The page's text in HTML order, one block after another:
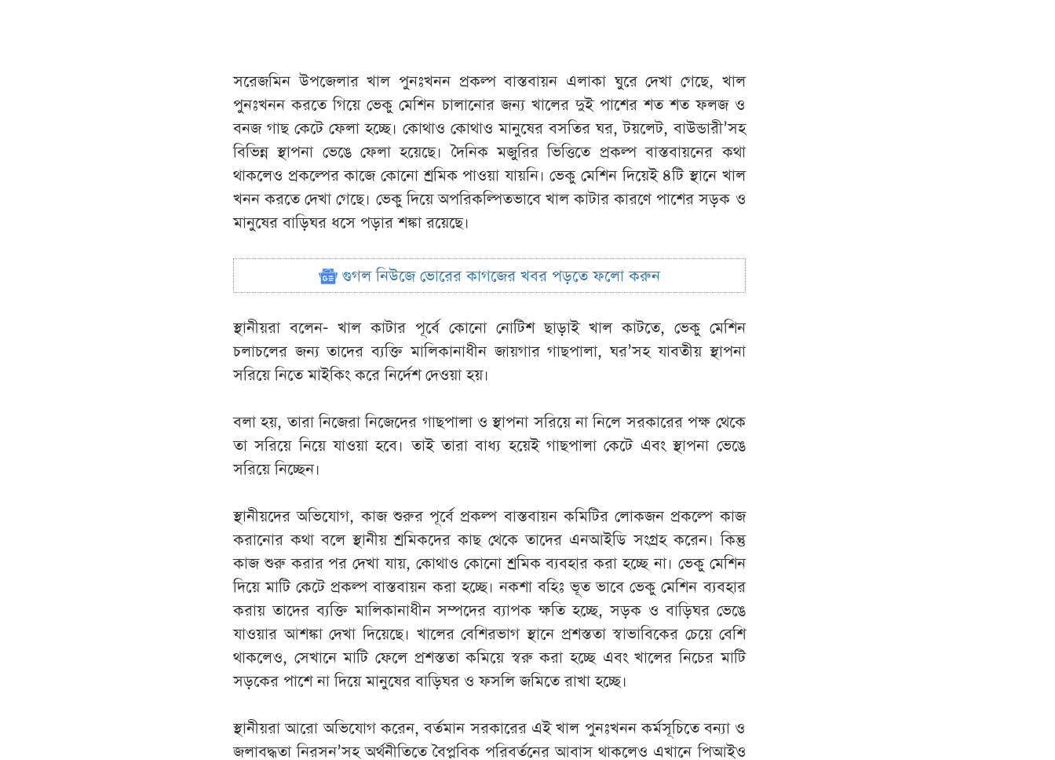
সরেজমিন উপজেলার খাল পুনঃখনন প্রকল্প বাস্তবায়ন এলাকা ঘুরে দেখা গেছে, খাল
পুনঃখনন করতে গিয়ে ভেকু মেশিন চালানোর জন্য খালের দুই পাশের শত শত ফলজ ও
বনজ গাছ কেটে ফেলা হচ্ছে। কোথাও কোথাও মানুষের বসতির ঘর, টয়লেট, বাউন্ডারী’সহ
বিভিন্ন স্থাপনা ভেঙে ফেলা হয়েছে। দৈনিক মজুরির ভিত্তিতে প্রকল্প বাস্তবায়নের কথা
থাকলেও প্রকল্পের কাজে কোনো শ্রমিক পাওয়া যায়নি। ভেকু মেশিন দিয়েই ৪টি স্থানে খাল
খনন করতে দেখা গেছে। ভেকু দিয়ে অপরিকল্পিতভাবে খাল কাটার কারণে পাশের সড়ক ও
মানুষের বাড়িঘর ধসে পড়ার শঙ্কা রয়েছে।
গুগল নিউজে ভোরের কাগজের খবর পড়তে ফলো করুন
স্থানীয়রা বলেন- খাল কাটার পূর্বে কোনো নোটিশ ছাড়াই খাল কাটতে, ভেকু মেশিন
চলাচলের জন্য তাদের ব্যক্তি মালিকানাধীন জায়গার গাছপালা, ঘর’সহ যাবতীয় স্থাপনা
সরিয়ে নিতে মাইকিং করে নির্দেশ দেওয়া হয়।
বলা হয়, তারা নিজেরা নিজেদের গাছপালা ও স্থাপনা সরিয়ে না নিলে সরকারের পক্ষ থেকে
তা সরিয়ে নিয়ে যাওয়া হবে। তাই তারা বাধ্য হয়েই গাছপালা কেটে এবং স্থাপনা ভেঙে
সরিয়ে নিচ্ছেন।
স্থানীয়দের অভিযোগ, কাজ শুরুর পূর্বে প্রকল্প বাস্তবায়ন কমিটির লোকজন প্রকল্পে কাজ
করানোর কথা বলে স্থানীয় শ্রমিকদের কাছ থেকে তাদের এনআইডি সংগ্রহ করেন। কিন্তু
কাজ শুরু করার পর দেখা যায়, কোথাও কোনো শ্রমিক ব্যবহার করা হচ্ছে না। ভেকু মেশিন
দিয়ে মাটি কেটে প্রকল্প বাস্তবায়ন করা হচ্ছে। নকশা বহিঃ ভূত ভাবে ভেকু মেশিন ব্যবহার
করায় তাদের ব্যক্তি মালিকানাধীন সম্পদের ব্যাপক ক্ষতি হচ্ছে, সড়ক ও বাড়িঘর ভেঙে
যাওয়ার আশঙ্কা দেখা দিয়েছে। খালের বেশিরভাগ স্থানে প্রশস্ততা স্বাভাবিকের চেয়ে বেশি
থাকলেও, সেখানে মাটি ফেলে প্রশস্ততা কমিয়ে স্বরু করা হচ্ছে এবং খালের নিচের মাটি
সড়কের পাশে না দিয়ে মানুষের বাড়িঘর ও ফসলি জমিতে রাখা হচ্ছে।
স্থানীয়রা আরো অভিযোগ করেন, বর্তমান সরকারের এই খাল পুনঃখনন কর্মসূচিতে বন্যা ও
জলাবদ্ধতা নিরসন’সহ অর্থনীতিতে বৈপ্লবিক পরিবর্তনের আবাস থাকলেও এখানে পিআইও